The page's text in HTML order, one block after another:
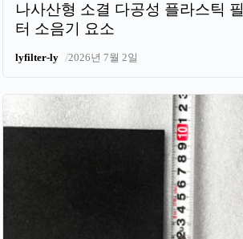
나사산형 소결 다공성 플라스틱 필
터 소음기 요소
lyfilter-ly /2026년 7월 2일